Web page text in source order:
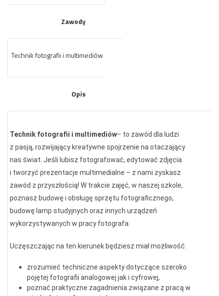
Zawody
Technik fotografii i multimediów
Opis
Technik fotografii i multimediów– to zawód dla ludzi
z pasją, rozwijający kreatywne spojrzenie na otaczający
nas świat. Jeśli lubisz fotografować, edytować zdjęcia
i tworzyć prezentacje multimedialne – z nami zyskasz
zawód z przyszłością! W trakcie zajęć, w naszej szkole,
poznasz budowę i obsługę sprzętu fotograficznego,
budowę lamp studyjnych oraz innych urządzeń
wykorzystywanych w pracy fotografa.
Uczęszczając na ten kierunek będziesz miał możliwość:
zrozumieć techniczne aspekty dotyczące szeroko
pojętej fotografii analogowej jak i cyfrowej,
poznać praktyczne zagadnienia związane z pracą w